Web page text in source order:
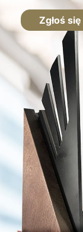
Zgłoś się